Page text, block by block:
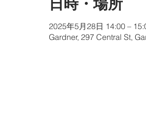
日時・場所
2025年5月28日 14:00 –
Gardner, 297 Central St,